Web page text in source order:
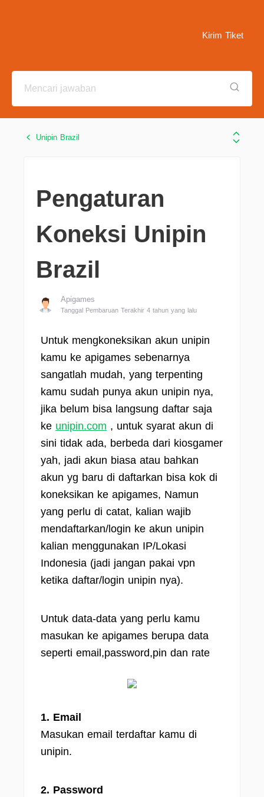
Kirim Tiket
Unipin Brazil
Pengaturan
Koneksi Unipin
Brazil
Apigames
Tanggal Pembaruan Terakhir 4 tahun yang lalu
Untuk mengkoneksikan akun unipin
kamu ke apigames sebenarnya
sangatlah mudah, yang terpenting
kamu sudah punya akun unipin nya,
jika belum bisa langsung daftar saja
ke unipin.com , untuk syarat akun di
sini tidak ada, berbeda dari kiosgamer
yah, jadi akun biasa atau bahkan
akun yg baru di daftarkan bisa kok di
koneksikan ke apigames, Namun
yang perlu di catat, kalian wajib
mendaftarkan/login ke akun unipin
kalian menggunakan IP/Lokasi
Indonesia (jadi jangan pakai vpn
ketika daftar/login unipin nya).
Untuk data-data yang perlu kamu
masukan ke apigames berupa data
seperti email,password,pin dan rate
1. Email
Masukan email terdaftar kamu di
unipin.
2. Password